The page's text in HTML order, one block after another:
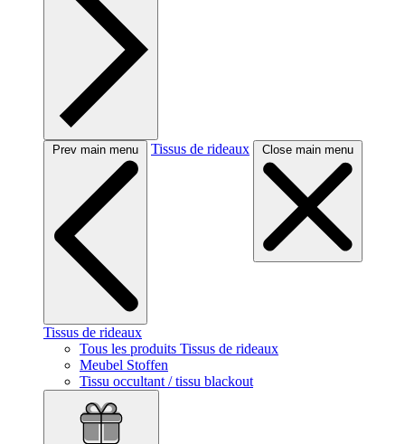
Prev main menu Tissus de rideaux Close main menu
Tissus de rideaux
Tous les produits Tissus de rideaux
Meubel Stoffen
Tissu occultant / tissu blackout